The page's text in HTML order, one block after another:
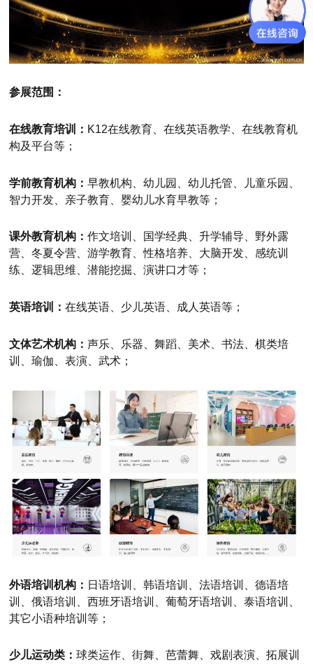
参展范围：
在线教育培训： K12在线教育、在线英语教学、在线教育机
构及平台等；
学前教育机构：早教机构、幼儿园、幼儿托管、儿童乐园、
智力开发、亲子教育、婴幼儿水育早教等；
课外教育机构：作文培训、国学经典、升学辅导、野外露
营、冬夏令营、游学教育、性格培养、大脑开发、感统训
练、逻辑思维、潜能挖掘、演讲口才等；
英语培训：在线英语、少儿英语、成人英语等；
文体艺术机构：声乐、乐器、舞蹈、美术、书法、棋类培
训、瑜伽、表演、武术；
外语培训机构： 日语培训、韩语培训、法语培训、德语培
训、俄语培训、西班牙语培训、葡萄牙语培训、泰语培训、
其它小语种培训等；
少儿运动类：球类运作、街舞、芭蕾舞、戏剧表演、拓展训